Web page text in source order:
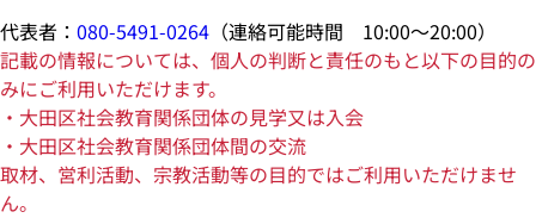
代表者： 080-5491-0264 （連絡可能時間 10:00～20:00）
記載の情報については、個人の判断と責任のもと以下の目的の
みにご利用いただけます。
・大田区社会教育関係団体の見学又は入会
・大田区社会教育関係団体間の交流
取材、営利活動、宗教活動等の目的ではご利用いただけませ
ん。